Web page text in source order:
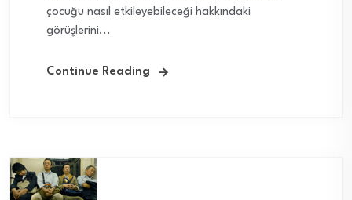
çocuğu nasıl etkileyebileceği hakkındaki
görüşlerini...
Continue Reading